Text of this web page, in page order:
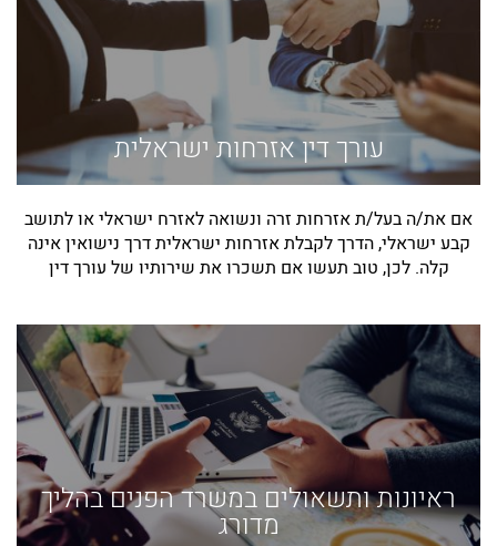
עורך דין אזרחות ישראלית
אם את/ה בעל/ת אזרחות זרה ונשואה לאזרח ישראלי או לתושב
קבע ישראלי, הדרך לקבלת אזרחות ישראלית דרך נישואין אינה
קלה. לכן, טוב תעשו אם תשכרו את שירותיו של עורך דין
ראיונות ותשאולים במשרד הפנים בהליך
מדורג